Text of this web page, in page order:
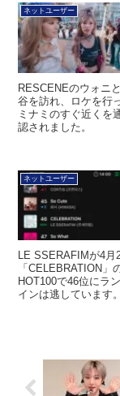
ネットユーザー
RESCENEのウォニ
谷を訪れ、ロケを行
ミナミのすぐ近くを
認されました。
ネットユーザー
LE SSERAFIMが4月
「CELEBRATION
HOT100で46位にラ
インは逃しています。